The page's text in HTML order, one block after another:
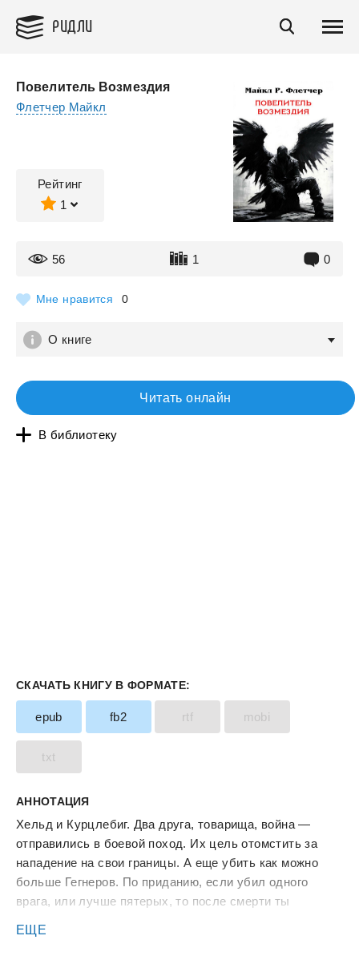
РИДЛИ
Повелитель Возмездия
Флетчер Майкл
Рейтинг
1
56 1 0
Мне нравится 0
О книге
Читать онлайн
В библиотеку
СКАЧАТЬ КНИГУ В ФОРМАТЕ:
epub fb2 rtf mobi
txt
АННОТАЦИЯ
Хельд и Курцлебиг. Два друга, товарища, война —
отправились в боевой поход. Их цель отомстить за
нападение на свои границы. А еще убить как можно
больше Гегнеров. По приданию, если убил одного
врага, или лучше пятерых, то после смерти ты
гарантирована. Но взбираясь на холм, оба приятеля
ЕЩЕ